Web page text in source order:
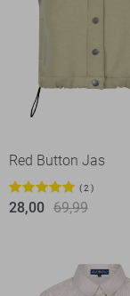
Red Button Jas
2
28,00 69,99